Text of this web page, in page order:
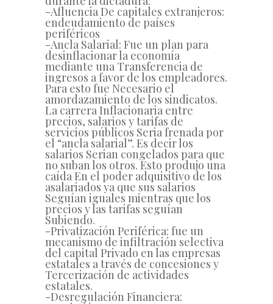
-Afluencia De capitales extranjeros:
endeudamiento de países
periféricos
-Ancla Salarial: Fue un plan para
desinflacionar la economía
mediante una Transferencia de
ingresos a favor de los empleadores.
Para esto fue Necesario el
amordazamiento de los sindicatos.
La carrera Inflacionaria entre
precios, salarios y tarifas de
servicios públicos Seria frenada por
el “ancla salarial”. Es decir los
salarios Serian congelados para que
no suban los otros. Esto produjo una
caída En el poder adquisitivo de los
asalariados ya que sus salarios
Seguían iguales mientras que los
precios y las tarifas seguían
Subiendo.
-Privatización Periférica: fue un
mecanismo de infiltración selectiva
del capital Privado en las empresas
estatales a través de concesiones y
Tercerización de actividades
estatales.
-Desregulación Financiera: